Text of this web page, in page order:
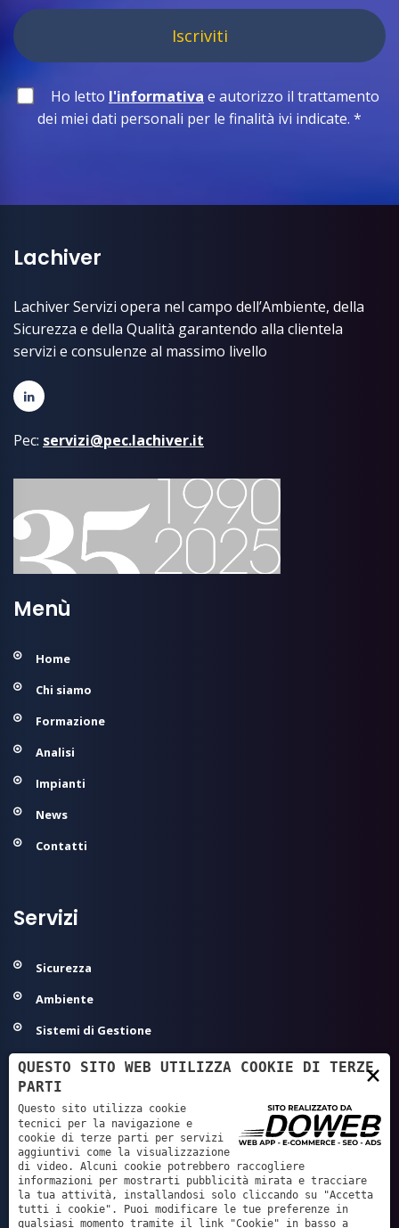
Iscriviti
Ho letto l'informativa e autorizzo il trattamento
dei miei dati personali per le finalità ivi indicate. *
Lachiver
Lachiver Servizi opera nel campo dell’Ambiente, della
Sicurezza e della Qualità garantendo alla clientela
servizi e consulenze al massimo livello
Pec: servizi@pec.lachiver.it
Menù
Home
Chi siamo
Formazione
Analisi
Impianti
News
Contatti
Servizi
Sicurezza
Ambiente
Sistemi di Gestione
Modelli Organizzativi 231
Agroalimentare ed Igiene
Sanità - Autorizzazione/Accreditamento
GDPR - Privacy
Servizi Tecnici e Progettazione
×
QUESTO SITO WEB UTILIZZA COOKIE DI TERZE
PARTI
Questo sito utilizza cookie
tecnici per la navigazione e
cookie di terze parti per servizi
aggiuntivi come la visualizzazione
di video. Alcuni cookie potrebbero raccogliere
informazioni per mostrarti pubblicità mirata e tracciare
la tua attività, installandosi solo cliccando su "Accetta
tutti i cookie". Puoi modificare le tue preferenze in
qualsiasi momento tramite il link "Cookie" in basso a